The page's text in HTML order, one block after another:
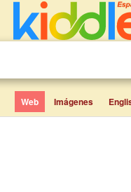
Web Imágenes